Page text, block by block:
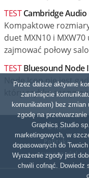
TESTCambridge Audio
Kompaktowe
duet MXN10 i
zajmować połowy
TESTBluesound Node
Node Icon nie jest
który szybko
O nas
Polityka
prywatności
Przez dalsze aktywne
zamknięcie
komunikatem) bez
zgodę na
Graphics Studio
marketingowych, w
dopasowanych do
Wyrażenie zgody jest
chwili cofnąć. Dowiedz